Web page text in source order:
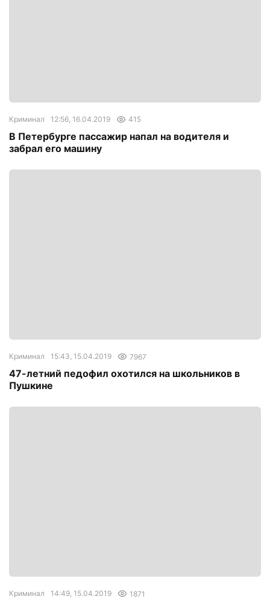
Криминал 12:56, 16.04.2019 415
В Петербурге пассажир напал на водителя и
забрал его машину
Криминал 15:43, 15.04.2019 7967
47-летний педофил охотился на школьников в
Пушкине
Криминал 14:49, 15.04.2019 1871